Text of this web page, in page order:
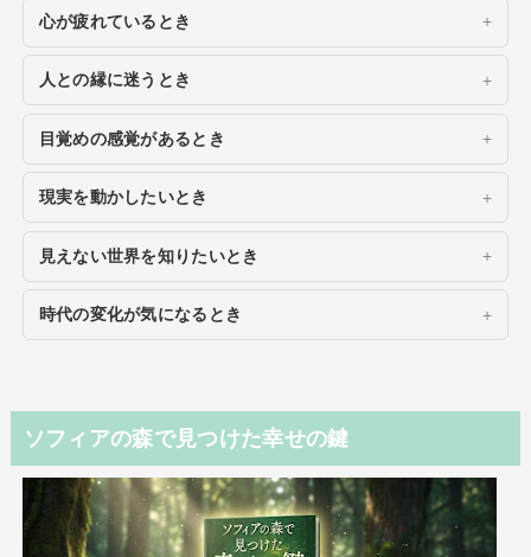
心が疲れているとき
人との縁に迷うとき
目覚めの感覚があるとき
現実を動かしたいとき
見えない世界を知りたいとき
時代の変化が気になるとき
ソフィアの森で見つけた幸せの鍵